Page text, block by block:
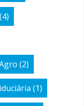
(4)
(2)
(1)